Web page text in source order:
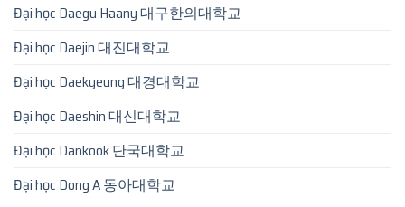
Đại học Daegu Haany 대구한의대학교
Đại học Daejin 대진대학교
Đại học Daekyeung 대경대학교
Đại học Daeshin 대신대학교
Đại học Dankook 단국대학교
Đại học Dong A 동아대학교